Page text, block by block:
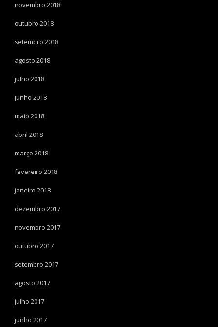
novembro 2018
outubro 2018
setembro 2018
agosto 2018
julho 2018
junho 2018
maio 2018
abril 2018
março 2018
fevereiro 2018
janeiro 2018
dezembro 2017
novembro 2017
outubro 2017
setembro 2017
agosto 2017
julho 2017
junho 2017